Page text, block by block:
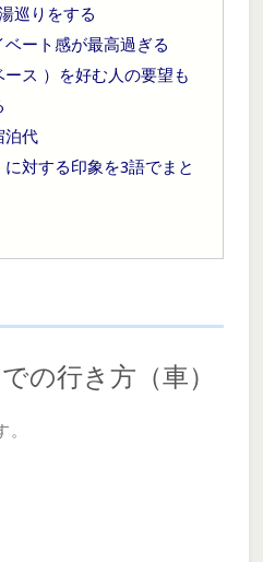
巡りをする
ート感が最高過ぎる
ス ）を好む人の要望も
泊代
に対する印象を3語でまと
の行き方（車）